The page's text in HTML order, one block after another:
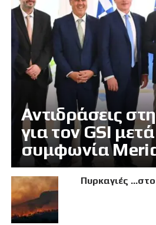
Αντιδράσεις
για τον GSI
συμφωνία
Πυρκαγιές …στο